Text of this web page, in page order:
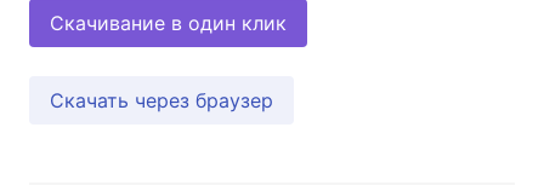
Скачивание в один клик
Скачать через браузер